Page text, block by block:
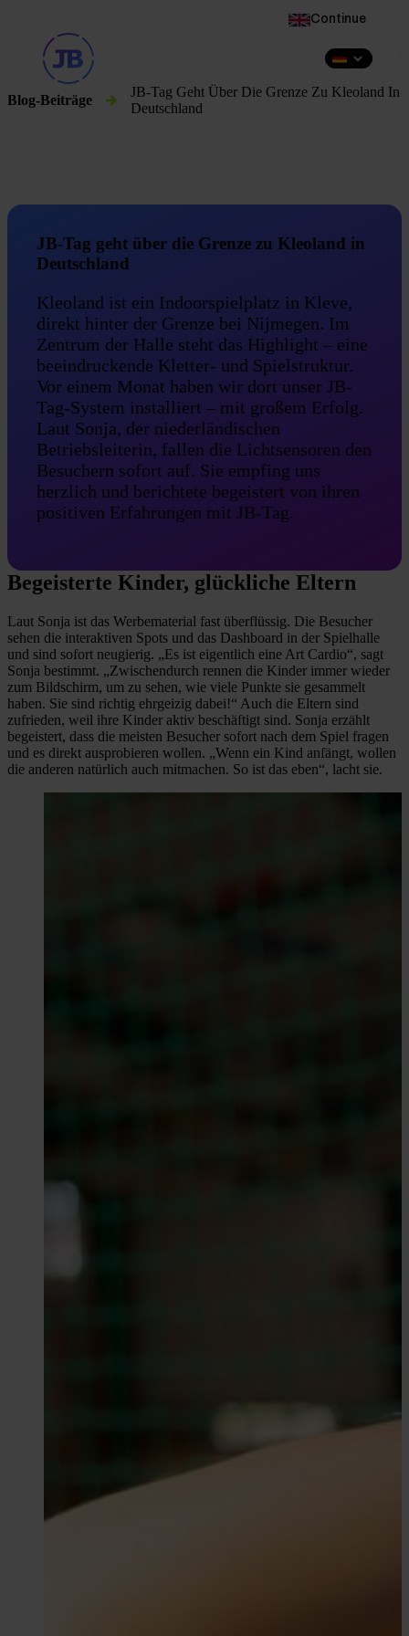
Continue
DE
Blog-Beiträge
JB-Tag Geht Über Die Grenze Zu Kleoland In
Deutschland
JB-Tag geht über die Grenze zu Kleoland in
Deutschland
Kleoland ist ein Indoorspielplatz in Kleve,
direkt hinter der Grenze bei Nijmegen. Im
Zentrum der Halle steht das Highlight – eine
beeindruckende Kletter- und Spielstruktur.
Vor einem Monat haben wir dort unser JB-
Tag-System installiert – mit großem Erfolg.
Laut Sonja, der niederländischen
Betriebsleiterin, fallen die Lichtsensoren den
Besuchern sofort auf. Sie empfing uns
herzlich und berichtete begeistert von ihren
positiven Erfahrungen mit JB-Tag.
Begeisterte Kinder, glückliche Eltern
Laut Sonja ist das Werbematerial fast überflüssig. Die Besucher
sehen die interaktiven Spots und das Dashboard in der Spielhalle
und sind sofort neugierig. „Es ist eigentlich eine Art Cardio“, sagt
Sonja bestimmt. „Zwischendurch rennen die Kinder immer wieder
zum Bildschirm, um zu sehen, wie viele Punkte sie gesammelt
haben. Sie sind richtig ehrgeizig dabei!“ Auch die Eltern sind
zufrieden, weil ihre Kinder aktiv beschäftigt sind. Sonja erzählt
begeistert, dass die meisten Besucher sofort nach dem Spiel fragen
und es direkt ausprobieren wollen. „Wenn ein Kind anfängt, wollen
die anderen natürlich auch mitmachen. So ist das eben“, lacht sie.